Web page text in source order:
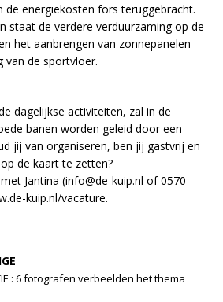
energiekosten fors teruggebracht.
staat de verdere verduurzaming op de
het aanbrengen van zonnepanelen
van de sportvloer.
dagelijkse activiteiten, zal in de
banen worden geleid door een
jij van organiseren, ben jij gastvrij en
de kaart te zetten?
Jantina (info@de-kuip.nl of 0570-
kuip.nl/vacature.
: 6 fotografen verbeelden het thema